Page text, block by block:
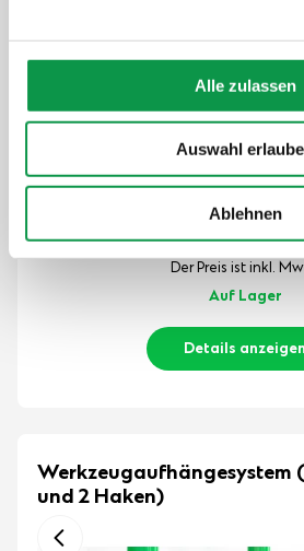
Alle zulassen
Auswahl
Ablehnen
50,-€
Der Preis ist inkl.
Auf Lager
Details anzeigen
Werkzeugaufhängesystem
und 2 Haken)